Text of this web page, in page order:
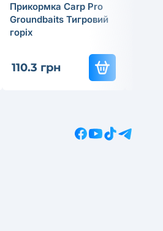
Прикормка Carp Pro
Groundbaits Тигровий
горiх
110.3 грн